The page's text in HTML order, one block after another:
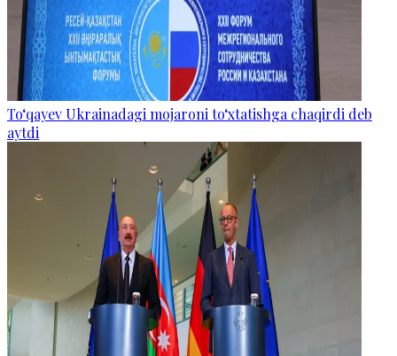
To‘qayev Ukrainadagi mojaroni to‘xtatishga chaqirdi deb
aytdi